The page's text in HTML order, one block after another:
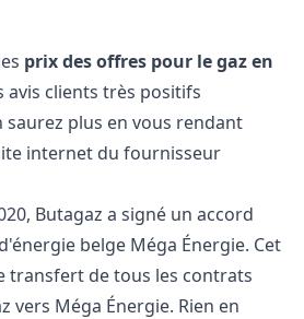
prix des offres pour le gaz en
avis clients très positifs
saurez plus en vous rendant
internet du fournisseur
Butagaz a signé un accord
belge Méga Énergie. Cet
transfert de tous les contrats
vers Méga Énergie. Rien en